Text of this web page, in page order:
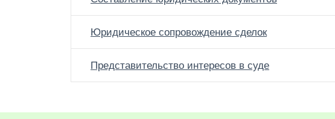
Юридическое сопровождение сделок
Представительство интересов в суде